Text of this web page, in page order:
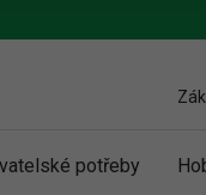
potřeby